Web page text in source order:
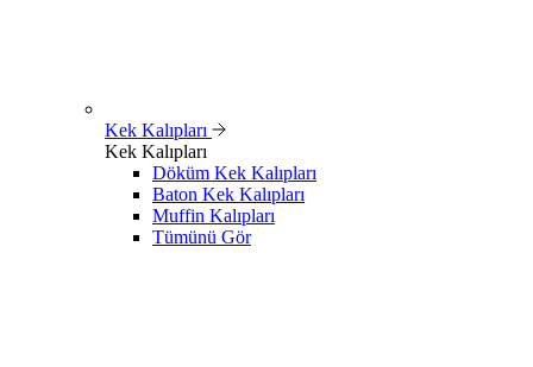
Kek Kalıpları
Kek Kalıpları
Döküm Kek Kalıpları
Baton Kek Kalıpları
Muffin Kalıpları
Tümünü Gör